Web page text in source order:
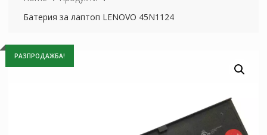
Батерия за лаптоп LENOVO 45N1124
РАЗПРОДАЖБА!